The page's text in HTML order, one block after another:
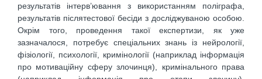
результатів інтерв’ювання з використанням поліграфа,
результатів післятестової бесіди з досліджуваною особою.
Окрім того, проведення такої експертизи, як уже
зазначалося, потребує спеціальних знань із нейрології,
фізіології, психології, кримінології (наприклад інформація
про мотиваційну сферу злочинця), кримінального права